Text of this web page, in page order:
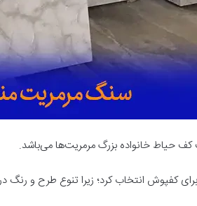
حیاط خانواده بزرگ مرمریت‌ها می‌باشد.
کفپوش انتخاب کرد؛ زیرا تنوع طرح و رنگ در